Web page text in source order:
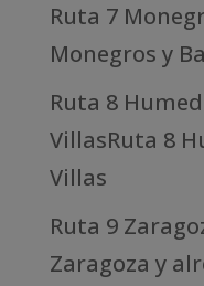
Ruta 7
Monegros y
Ruta 8
VillasRuta 8
Villas
Ruta 9
Zaragoza y